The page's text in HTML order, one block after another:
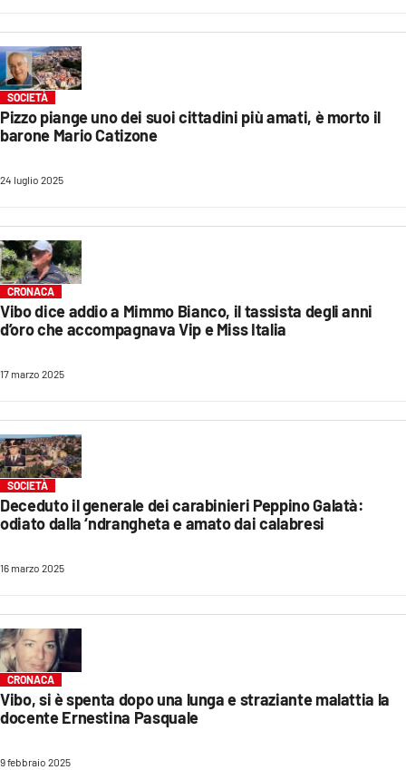
SOCIETÀ
Pizzo piange uno dei suoi cittadini più amati, è morto il
barone Mario Catizone
24 luglio 2025
CRONACA
Vibo dice addio a Mimmo Bianco, il tassista degli anni
d’oro che accompagnava Vip e Miss Italia
17 marzo 2025
SOCIETÀ
Deceduto il generale dei carabinieri Peppino Galatà:
odiato dalla ‘ndrangheta e amato dai calabresi
16 marzo 2025
CRONACA
Vibo, si è spenta dopo una lunga e straziante malattia la
docente Ernestina Pasquale
9 febbraio 2025